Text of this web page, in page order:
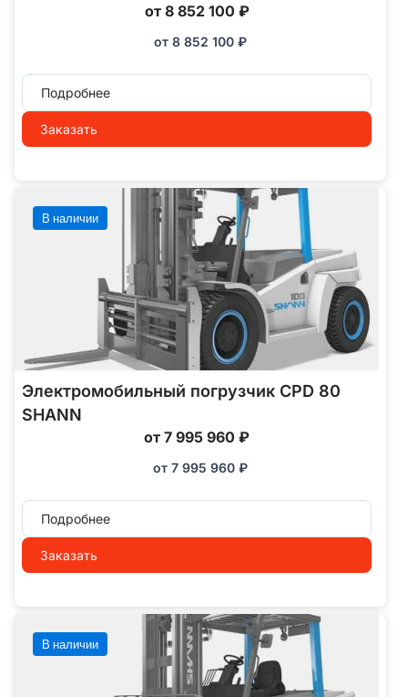
от 8 852 100 ₽
от 8 852 100 ₽
Подробнее
Заказать
В наличии
Электромобильный погрузчик CPD 80
SHANN
от 7 995 960 ₽
от 7 995 960 ₽
Подробнее
Заказать
В наличии